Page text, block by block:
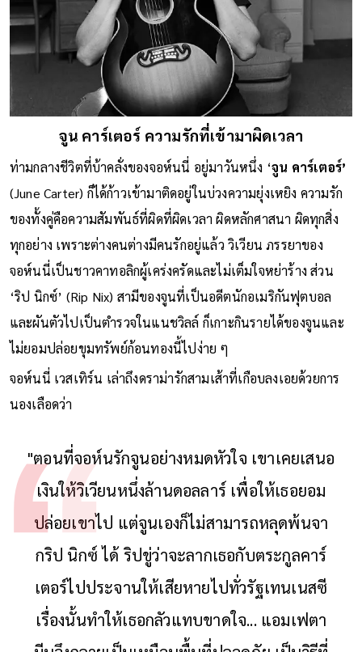
จูน คาร์เตอร์ ความรักที่เข้ามาผิดเวลา
ท่ามกลางชีวิตที่บ้าคลั่งของจอห์นนี่ อยู่มาวันหนึ่ง ‘จูน คาร์เตอร์’
(June Carter) ก็ได้ก้าวเข้ามาติดอยู่ในบ่วงความยุ่งเหยิง ความรัก
ของทั้งคู่คือความสัมพันธ์ที่ผิดที่ผิดเวลา ผิดหลักศาสนา ผิดทุกสิ่ง
ทุกอย่าง เพราะต่างคนต่างมีคนรักอยู่แล้ว วิเวียน ภรรยาของ
จอห์นนี่เป็นชาวคาทอลิกผู้เคร่งครัดและไม่เต็มใจหย่าร้าง ส่วน
‘ริป นิกซ์’ (Rip Nix) สามีของจูนที่เป็นอดีตนักอเมริกันฟุตบอล
และผันตัวไปเป็นตำรวจในแนชวิลล์ ก็เกาะกินรายได้ของจูนและ
ไม่ยอมปล่อยขุมทรัพย์ก้อนทองนี้ไปง่าย ๆ
จอห์นนี่ เวสเทิร์น เล่าถึงดราม่ารักสามเส้าที่เกือบลงเอยด้วยการ
"ตอนที่จอห์นรักจูนอย่างหมดหัวใจ เขาเคยเสนอ
เงินให้วิเวียนหนึ่งล้านดอลลาร์ เพื่อให้เธอยอม
ปล่อยเขาไป แต่จูนเองก็ไม่สามารถหลุดพ้นจา
กริป นิกซ์ ได้ ริปขู่ว่าจะลากเธอกับตระกูลคาร์
เตอร์ไปประจานให้เสียหายไปทั่วรัฐเทนเนสซี
เรื่องนั้นทำให้เธอกลัวแทบขาดใจ... แอมเฟตา